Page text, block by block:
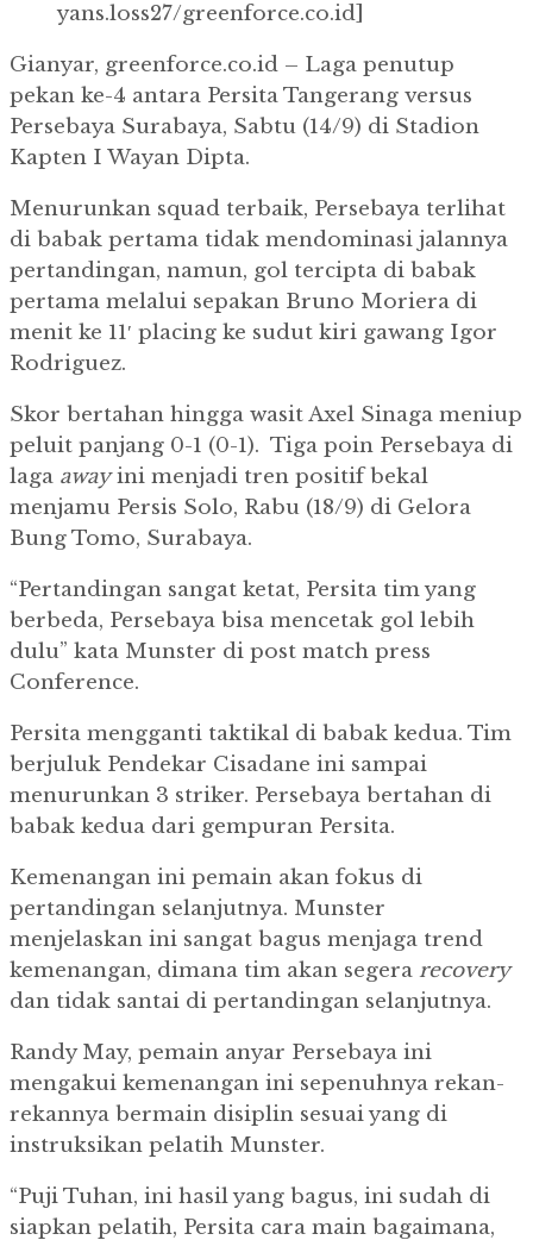
yans.loss27/greenforce.co.id]
Gianyar, greenforce.co.id – Laga penutup
pekan ke-4 antara Persita Tangerang versus
Persebaya Surabaya, Sabtu (14/9) di Stadion
Kapten I Wayan Dipta.
Menurunkan squad terbaik, Persebaya terlihat
di babak pertama tidak mendominasi jalannya
pertandingan, namun, gol tercipta di babak
pertama melalui sepakan Bruno Moriera di
menit ke 11′ placing ke sudut kiri gawang Igor
Rodriguez.
Skor bertahan hingga wasit Axel Sinaga meniup
peluit panjang 0-1 (0-1). Tiga poin Persebaya di
laga awayini menjadi tren positif bekal
menjamu Persis Solo, Rabu (18/9) di Gelora
Bung Tomo, Surabaya.
“Pertandingan sangat ketat, Persita tim yang
berbeda, Persebaya bisa mencetak gol lebih
dulu” kata Munster di post match press
Conference.
Persita mengganti taktikal di babak kedua. Tim
berjuluk Pendekar Cisadane ini sampai
menurunkan 3 striker. Persebaya bertahan di
babak kedua dari gempuran Persita.
Kemenangan ini pemain akan fokus di
pertandingan selanjutnya. Munster
menjelaskan ini sangat bagus menjaga trend
kemenangan, dimana tim akan segera recovery
dan tidak santai di pertandingan selanjutnya.
Randy May, pemain anyar Persebaya ini
mengakui kemenangan ini sepenuhnya rekan-
rekannya bermain disiplin sesuai yang di
instruksikan pelatih Munster.
“Puji Tuhan, ini hasil yang bagus, ini sudah di
siapkan pelatih, Persita cara main bagaimana,